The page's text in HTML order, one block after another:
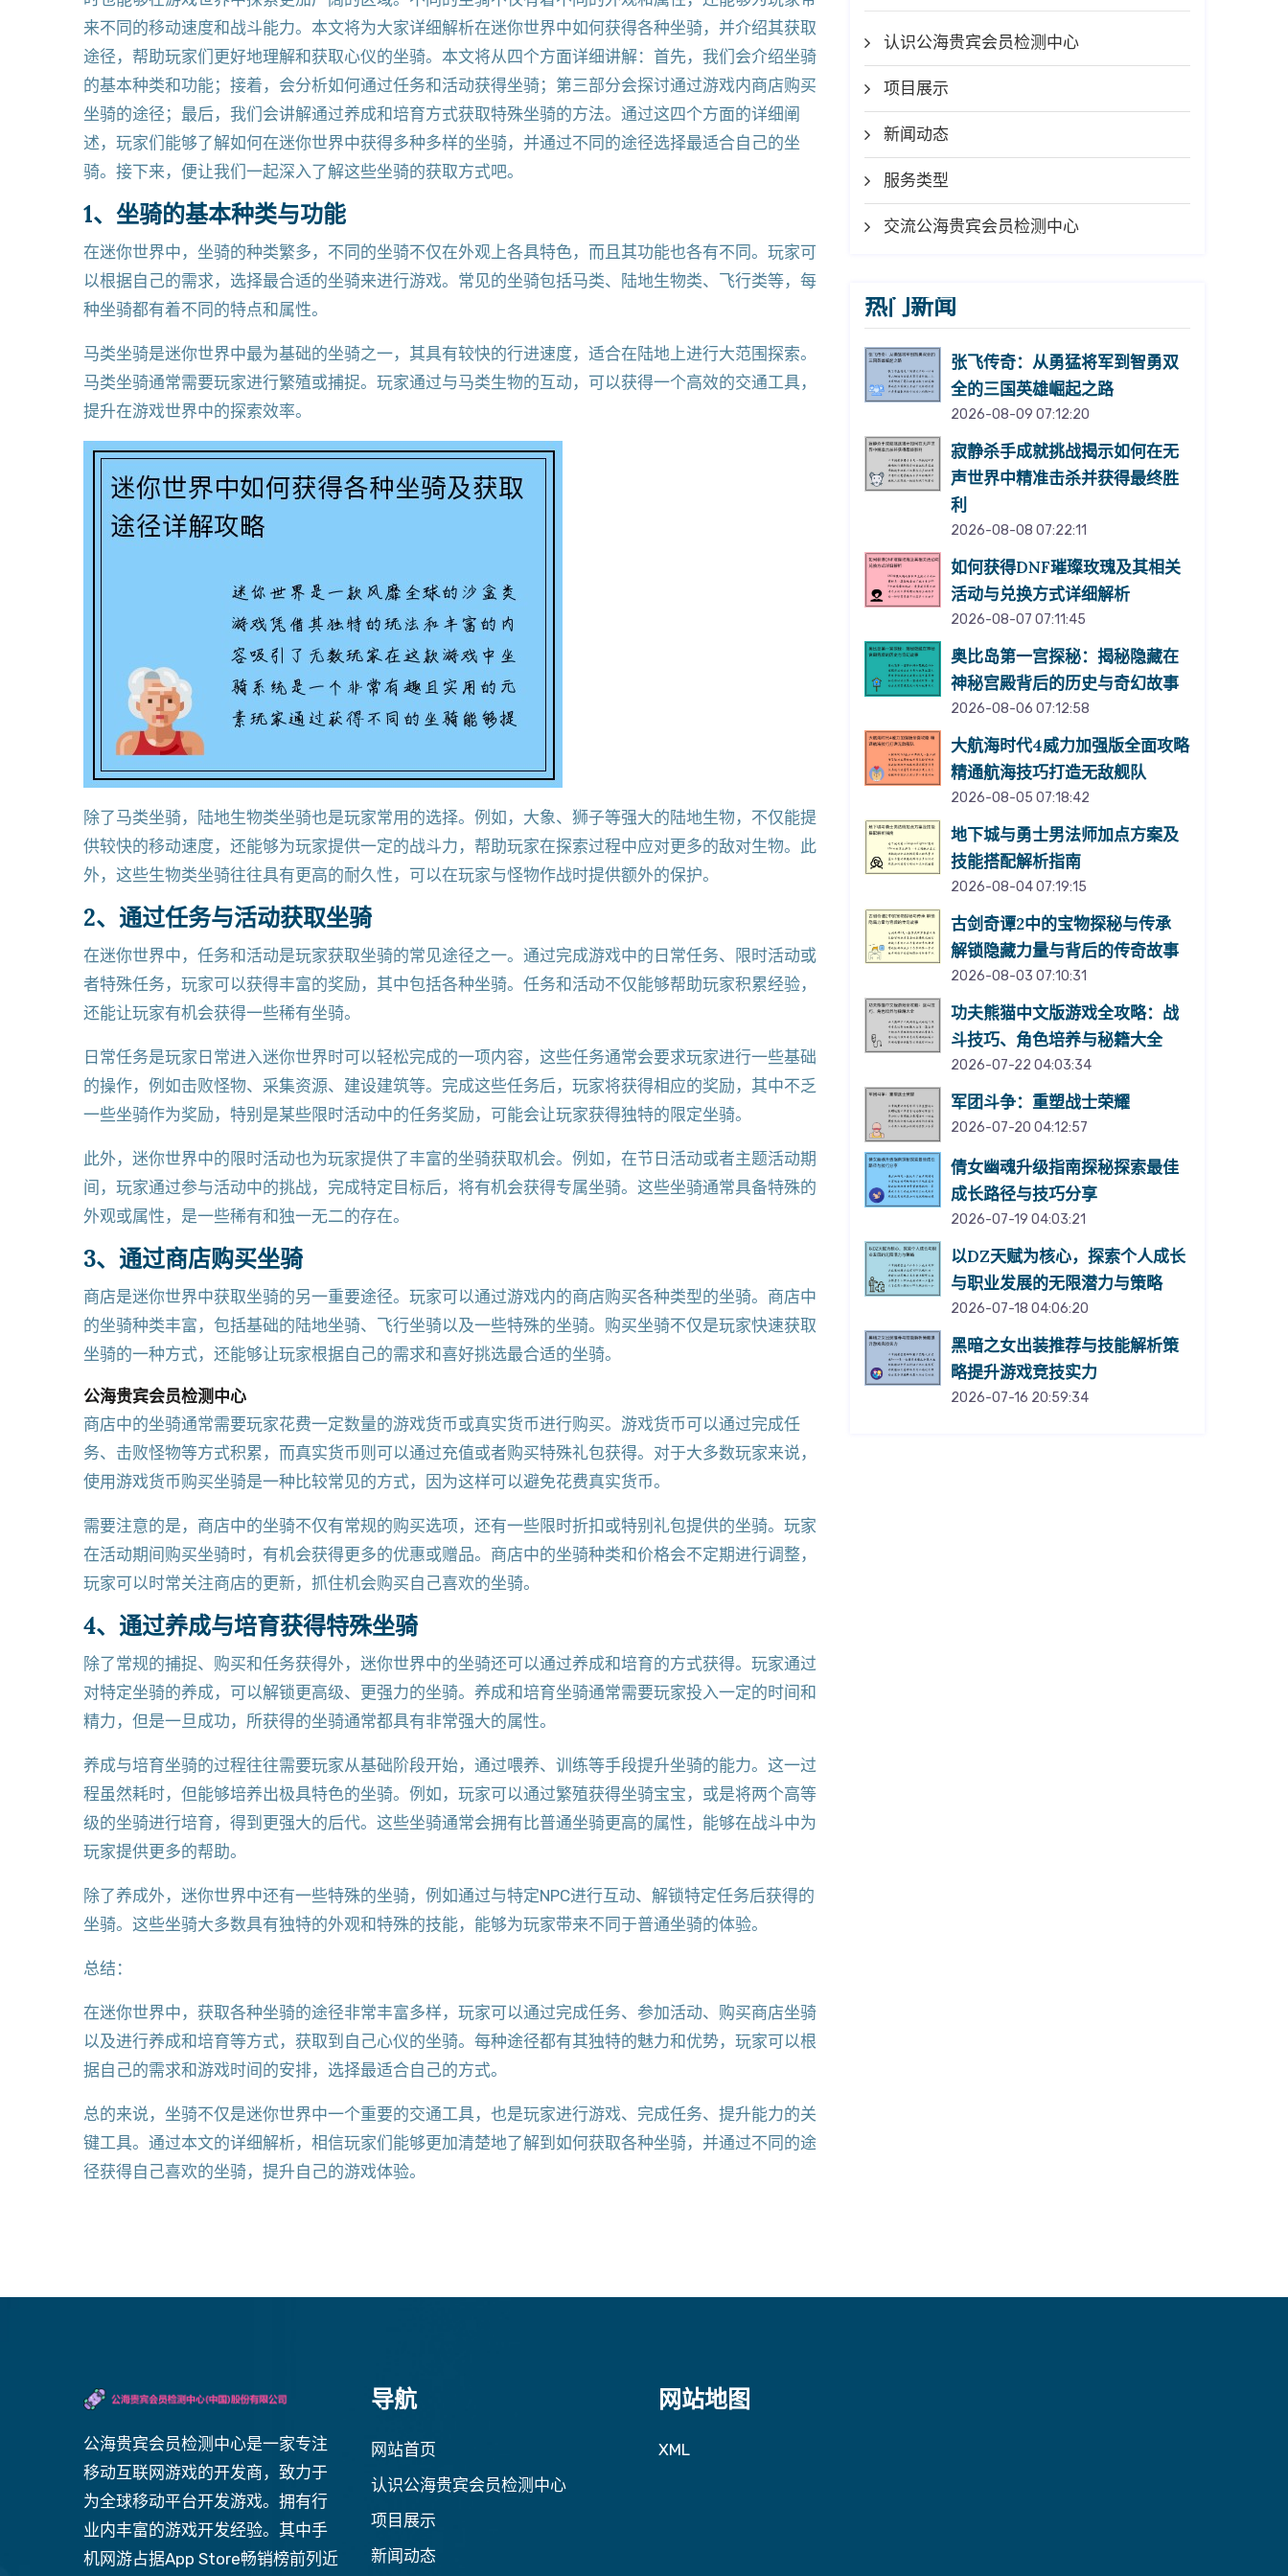
来不同的移动速度和战斗能力。本文将为大家详细解析在迷你世界中如何获得各种坐骑，并介绍其获取
途径，帮助玩家们更好地理解和获取心仪的坐骑。本文将从四个方面详细讲解：首先，我们会介绍坐骑
的基本种类和功能；接着，会分析如何通过任务和活动获得坐骑；第三部分会探讨通过游戏内商店购买
坐骑的途径；最后，我们会讲解通过养成和培育方式获取特殊坐骑的方法。通过这四个方面的详细阐
述，玩家们能够了解如何在迷你世界中获得多种多样的坐骑，并通过不同的途径选择最适合自己的坐
骑。接下来，便让我们一起深入了解这些坐骑的获取方式吧。
1、坐骑的基本种类与功能
在迷你世界中，坐骑的种类繁多，不同的坐骑不仅在外观上各具特色，而且其功能也各有不同。玩家可
以根据自己的需求，选择最合适的坐骑来进行游戏。常见的坐骑包括马类、陆地生物类、飞行类等，每
种坐骑都有着不同的特点和属性。
马类坐骑是迷你世界中最为基础的坐骑之一，其具有较快的行进速度，适合在陆地上进行大范围探索。
马类坐骑通常需要玩家进行繁殖或捕捉。玩家通过与马类生物的互动，可以获得一个高效的交通工具，
提升在游戏世界中的探索效率。
除了马类坐骑，陆地生物类坐骑也是玩家常用的选择。例如，大象、狮子等强大的陆地生物，不仅能提
供较快的移动速度，还能够为玩家提供一定的战斗力，帮助玩家在探索过程中应对更多的敌对生物。此
外，这些生物类坐骑往往具有更高的耐久性，可以在玩家与怪物作战时提供额外的保护。
2、通过任务与活动获取坐骑
在迷你世界中，任务和活动是玩家获取坐骑的常见途径之一。通过完成游戏中的日常任务、限时活动或
者特殊任务，玩家可以获得丰富的奖励，其中包括各种坐骑。任务和活动不仅能够帮助玩家积累经验，
还能让玩家有机会获得一些稀有坐骑。
日常任务是玩家日常进入迷你世界时可以轻松完成的一项内容，这些任务通常会要求玩家进行一些基础
的操作，例如击败怪物、采集资源、建设建筑等。完成这些任务后，玩家将获得相应的奖励，其中不乏
一些坐骑作为奖励，特别是某些限时活动中的任务奖励，可能会让玩家获得独特的限定坐骑。
此外，迷你世界中的限时活动也为玩家提供了丰富的坐骑获取机会。例如，在节日活动或者主题活动期
间，玩家通过参与活动中的挑战，完成特定目标后，将有机会获得专属坐骑。这些坐骑通常具备特殊的
外观或属性，是一些稀有和独一无二的存在。
3、通过商店购买坐骑
商店是迷你世界中获取坐骑的另一重要途径。玩家可以通过游戏内的商店购买各种类型的坐骑。商店中
的坐骑种类丰富，包括基础的陆地坐骑、飞行坐骑以及一些特殊的坐骑。购买坐骑不仅是玩家快速获取
坐骑的一种方式，还能够让玩家根据自己的需求和喜好挑选最合适的坐骑。
公海贵宾会员检测中心
商店中的坐骑通常需要玩家花费一定数量的游戏货币或真实货币进行购买。游戏货币可以通过完成任
务、击败怪物等方式积累，而真实货币则可以通过充值或者购买特殊礼包获得。对于大多数玩家来说，
使用游戏货币购买坐骑是一种比较常见的方式，因为这样可以避免花费真实货币。
需要注意的是，商店中的坐骑不仅有常规的购买选项，还有一些限时折扣或特别礼包提供的坐骑。玩家
在活动期间购买坐骑时，有机会获得更多的优惠或赠品。商店中的坐骑种类和价格会不定期进行调整，
玩家可以时常关注商店的更新，抓住机会购买自己喜欢的坐骑。
4、通过养成与培育获得特殊坐骑
除了常规的捕捉、购买和任务获得外，迷你世界中的坐骑还可以通过养成和培育的方式获得。玩家通过
对特定坐骑的养成，可以解锁更高级、更强力的坐骑。养成和培育坐骑通常需要玩家投入一定的时间和
精力，但是一旦成功，所获得的坐骑通常都具有非常强大的属性。
养成与培育坐骑的过程往往需要玩家从基础阶段开始，通过喂养、训练等手段提升坐骑的能力。这一过
程虽然耗时，但能够培养出极具特色的坐骑。例如，玩家可以通过繁殖获得坐骑宝宝，或是将两个高等
级的坐骑进行培育，得到更强大的后代。这些坐骑通常会拥有比普通坐骑更高的属性，能够在战斗中为
玩家提供更多的帮助。
除了养成外，迷你世界中还有一些特殊的坐骑，例如通过与特定NPC进行互动、解锁特定任务后获得的
坐骑。这些坐骑大多数具有独特的外观和特殊的技能，能够为玩家带来不同于普通坐骑的体验。
总结：
在迷你世界中，获取各种坐骑的途径非常丰富多样，玩家可以通过完成任务、参加活动、购买商店坐骑
以及进行养成和培育等方式，获取到自己心仪的坐骑。每种途径都有其独特的魅力和优势，玩家可以根
据自己的需求和游戏时间的安排，选择最适合自己的方式。
总的来说，坐骑不仅是迷你世界中一个重要的交通工具，也是玩家进行游戏、完成任务、提升能力的关
键工具。通过本文的详细解析，相信玩家们能够更加清楚地了解到如何获取各种坐骑，并通过不同的途
径获得自己喜欢的坐骑，提升自己的游戏体验。
认识公海贵宾会员检测中心
项目展示
新闻动态
服务类型
交流公海贵宾会员检测中心
热门新闻
张飞传奇：从勇猛将军到智勇双
全的三国英雄崛起之路
2026-08-09 07:12:20
寂静杀手成就挑战揭示如何在无
声世界中精准击杀并获得最终胜
利
2026-08-08 07:22:11
如何获得DNF璀璨玫瑰及其相关
活动与兑换方式详细解析
2026-08-07 07:11:45
奥比岛第一宫探秘：揭秘隐藏在
神秘宫殿背后的历史与奇幻故事
2026-08-06 07:12:58
大航海时代4威力加强版全面攻略
精通航海技巧打造无敌舰队
2026-08-05 07:18:42
地下城与勇士男法师加点方案及
技能搭配解析指南
2026-08-04 07:19:15
古剑奇谭2中的宝物探秘与传承
解锁隐藏力量与背后的传奇故事
2026-08-03 07:10:31
功夫熊猫中文版游戏全攻略：战
斗技巧、角色培养与秘籍大全
2026-07-22 04:03:34
军团斗争：重塑战士荣耀
2026-07-20 04:12:57
倩女幽魂升级指南探秘探索最佳
成长路径与技巧分享
2026-07-19 04:03:21
以DZ天赋为核心，探索个人成长
与职业发展的无限潜力与策略
2026-07-18 04:06:20
黑暗之女出装推荐与技能解析策
略提升游戏竞技实力
2026-07-16 20:59:34
公海贵宾会员检测中心是一家专注
移动互联网游戏的开发商，致力于
为全球移动平台开发游戏。拥有行
业内丰富的游戏开发经验。其中手
机网游占据App Store畅销榜前列近
导航
网站首页
认识公海贵宾会员检测中心
项目展示
新闻动态
网站地图
XML